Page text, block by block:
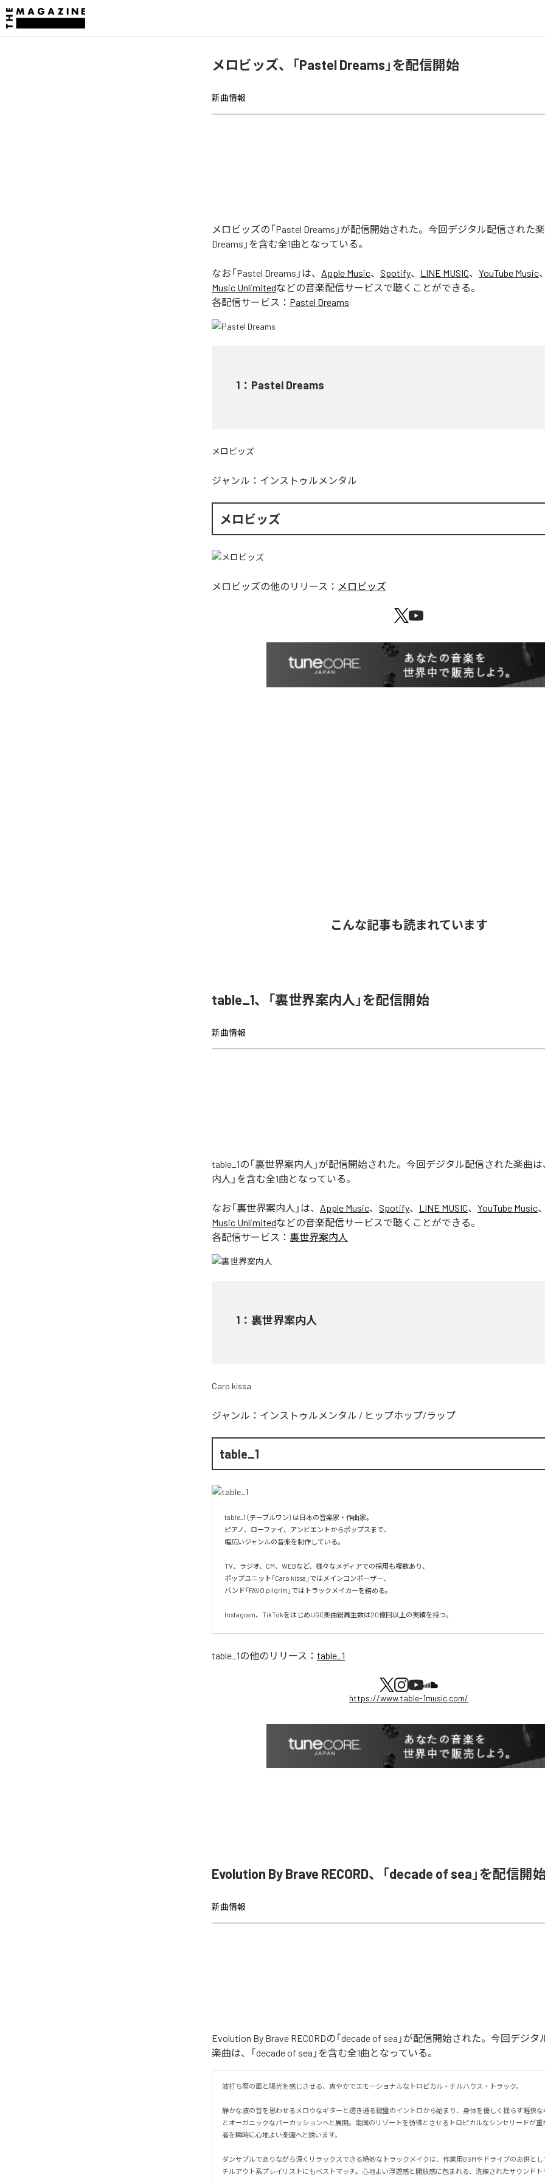
メロビッズ、「Pastel Dreams」を配信開始
新曲情報
メロビッズの「Pastel Dreams」が配信開始された。今回デジタル配信された
Dreams」を含む全1曲となっている。
なお「Pastel Dreams 」は、 Apple Music、 Spotify、 LINE MUSIC、 YouTube Music、
Music Unlimitedなどの音楽配信サービスで聴くことができる。
各配信サービス： Pastel Dreams
1 ： Pastel Dreams
メロビッズ
ジャンル： インストゥルメンタル
メロビッズ
メロビッズの他のリリース： メロビッズ
こんな記事も読まれています
table_1、「裏世界案内人」を配信開始
新曲情報
table_1の「裏世界案内人」が配信開始された。今回デジタル配信された楽曲は
内人」を含む全1曲となっている。
なお「裏世界案内人 」は、 Apple Music、 Spotify、 LINE MUSIC、 YouTube Music、
Music Unlimitedなどの音楽配信サービスで聴くことができる。
各配信サービス： 裏世界案内人
1 ： 裏世界案内人
Caro kissa
ジャンル： インストゥルメンタル / ヒップホップ/ラップ
table_1
table_1（テーブルワン）は日本の音楽家・作曲家。
ピアノ、ローファイ、アンビエントからポップスまで、
幅広いジャンルの音楽を制作している。
TV、ラジオ、CM、WEBなど、様々なメディアでの採用も複数あり、
ポップユニット「Caro kissa」ではメインコンポーザー、
バンド「FAVO pilgrim」ではトラックメイカーを務める。
Instagram、TikTokをはじめUGC楽曲総再生数は20億回以上の実績を持つ。
table_1の他のリリース： table_1
https://www.table-1music.com/
Evolution By Brave RECORD、「decade of sea」を配信開
新曲情報
Evolution By Brave RECORDの「decade of sea」が配信開始された。今回デジ
楽曲は、「decade of sea」を含む全1曲となっている。
波打ち際の風と陽光を感じさせる、爽やかでエモーショナルなトロピカル・チルハウス・トラック。
静かな波の音を思わせるメロウなギターと透き通る鍵盤のイントロから始まり、身体を優しく揺らす軽快な
とオーガニックなパーカッションへと展開。南国のリゾートを彷彿とさせるトロピカルなシンセリードが重
者を瞬時に心地よい楽園へと誘います。
ダンサブルでありながら深くリラックスできる絶妙なトラックメイクは、作業用BGMやドライブのお供とし
チルアウト系プレイリストにもベストマッチ。心地よい浮遊感と開放感に包まれる、洗練されたサウンドト